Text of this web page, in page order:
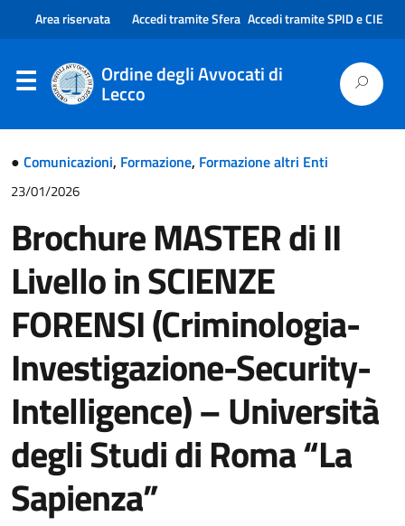
Area riservata Accedi tramite Sfera Accedi tramite SPID e CIE
Ordine degli Avvocati di
Lecco
● Comunicazioni, Formazione, Formazione altri Enti
23/01/2026
Brochure MASTER di II
Livello in SCIENZE
FORENSI (Criminologia-
Investigazione-Security-
Intelligence) – Università
degli Studi di Roma “La
Sapienza”